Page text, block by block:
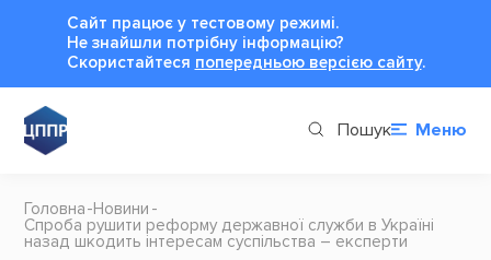
Сайт працює у тестовому режимі.
Не знайшли потрібну інформацію?
Cкористайтеся попередньою версією сайту.
Пошук Меню
Головна Новини
Спроба рушити реформу державної служби в Україні
назад шкодить інтересам суспільства – експерти